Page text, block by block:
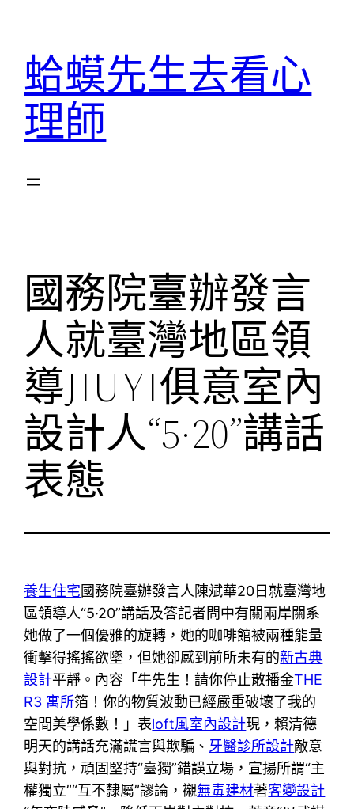
蛤蟆先生去看心
理師
國務院臺辦發言
人就臺灣地區領
導JIUYI俱意室內
設計人“5·20”講話
表態
養生住宅國務院臺辦發言人陳斌華20日就臺灣地
區領導人“5·20”講話及答記者問中有關兩岸關系
她做了一個優雅的旋轉，她的咖啡館被兩種能量
衝擊得搖搖欲墜，但她卻感到前所未有的新古典
設計平靜。內容「牛先生！請你停止散播金THE
R3 寓所箔！你的物質波動已經嚴重破壞了我的
空間美學係數！」表loft風室內設計現，賴清德
明天的講話充滿謊言與欺騙、 牙醫診所設計敵意
與對抗，頑固堅持“臺獨”錯誤立場，宣揚所謂“主
權獨立”“互不隸屬”謬論，襯無毒建材著客變設計